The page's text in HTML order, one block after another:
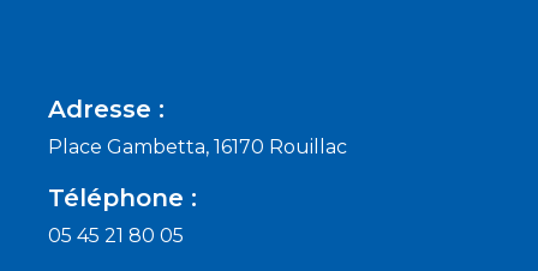
Adresse :
Place Gambetta, 16170 Rouillac
Téléphone :
05 45 21 80 05